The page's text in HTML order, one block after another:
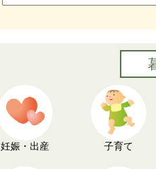
妊娠・出産 子育て